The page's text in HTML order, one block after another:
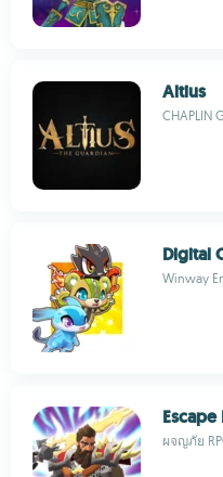
Altius
CHAPLIN
Digital
Winway
ผจญภัย